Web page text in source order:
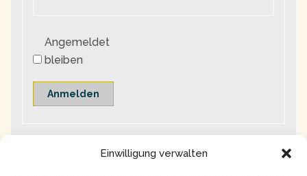
Einwilligung verwalten
Angemeldet
bleiben
Anmelden